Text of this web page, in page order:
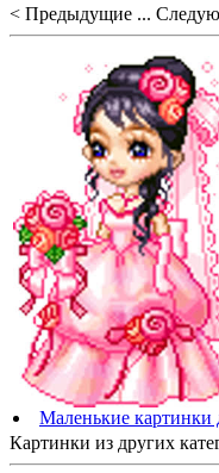
< Предыдущие ...
Маленькие картинки
Картинки из других